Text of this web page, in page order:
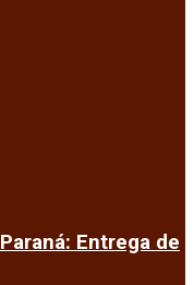
Entrega de